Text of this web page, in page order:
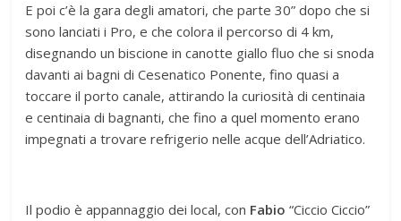
E poi c’è la gara degli amatori, che parte 30” dopo che si
sono lanciati i Pro, e che colora il percorso di 4 km,
disegnando un biscione in canotte giallo fluo che si snoda
davanti ai bagni di Cesenatico Ponente, fino quasi a
toccare il porto canale, attirando la curiosità di centinaia
e centinaia di bagnanti, che fino a quel momento erano
impegnati a trovare refrigerio nelle acque dell’Adriatico.
Il podio è appannaggio dei local, con Fabio “Ciccio Ciccio”